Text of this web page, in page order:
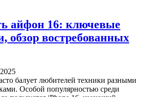
айфон 16: ключевые
обзор востребованных
балует любителей техники разными
Особой популярностью среди